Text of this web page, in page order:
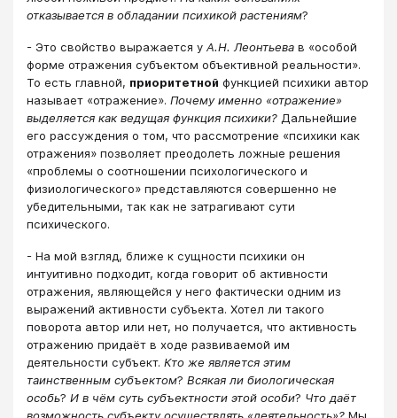
отказывается в обладании психикой растениям?
- Это свойство выражается у А.Н. Леонтьева в «особой
форме отражения субъектом объективной реальности».
То есть главной, приоритетной функцией психики автор
называет «отражение». Почему именно «отражение»
выделяется как ведущая функция психики? Дальнейшие
его рассуждения о том, что рассмотрение «психики как
отражения» позволяет преодолеть ложные решения
«проблемы о соотношении психологического и
физиологического» представляются совершенно не
убедительными, так как не затрагивают сути
психического.
- На мой взгляд, ближе к сущности психики он
интуитивно подходит, когда говорит об активности
отражения, являющейся у него фактически одним из
выражений активности субъекта. Хотел ли такого
поворота автор или нет, но получается, что активность
отражению придаёт в ходе развиваемой им
деятельности субъект. Кто же является этим
таинственным субъектом? Всякая ли биологическая
особь? И в чём суть субъектности этой особи? Что даёт